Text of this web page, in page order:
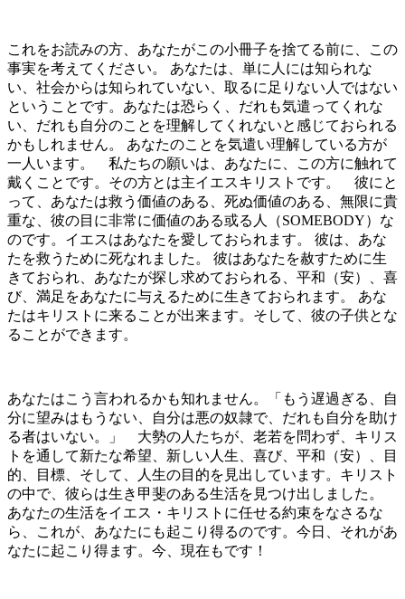
これをお読みの方、あなたがこの小冊子を捨てる前に、この
事実を考えてください。 あなたは、単に人には知られな
い、社会からは知られていない、取るに足りない人ではない
ということです。あなたは恐らく、だれも気遣ってくれな
い、だれも自分のことを理解してくれないと感じておられる
かもしれません。 あなたのことを気遣い理解している方が
一人います。 私たちの願いは、あなたに、この方に触れて
戴くことです。その方とは主イエスキリストです。 彼にと
って、あなたは救う価値のある、死ぬ価値のある、無限に貴
重な、彼の目に非常に価値のある或る人（SOMEBODY）な
のです。イエスはあなたを愛しておられます。 彼は、あな
たを救うために死なれました。 彼はあなたを赦すために生
きておられ、あなたが探し求めておられる、平和（安）、喜
び、満足をあなたに与えるために生きておられます。 あな
たはキリストに来ることが出来ます。そして、彼の子供とな
ることができます。
あなたはこう言われるかも知れません。「もう遅過ぎる、自
分に望みはもうない、自分は悪の奴隷で、だれも自分を助け
る者はいない。」 大勢の人たちが、老若を問わず、キリス
トを通して新たな希望、新しい人生、喜び、平和（安）、目
的、目標、そして、人生の目的を見出しています。キリスト
の中で、彼らは生き甲斐のある生活を見つけ出しました。
あなたの生活をイエス・キリストに任せる約束をなさるな
ら、これが、あなたにも起こり得るのです。今日、それがあ
なたに起こり得ます。今、現在もです！